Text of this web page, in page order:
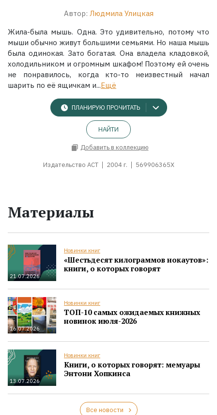
Автор: Людмила Улицкая
Жила-была мышь. Одна. Это удивительно, потому что
мыши обычно живут большими семьями. Но наша мышь
была одинокая. Зато богатая. Она владела кладовкой,
холодильником и огромным шкафом! Поэтому ей очень
не понравилось, когда кто-то неизвестный начал
шарить по её ящичкам и...Ещё
ПЛАНИРУЮ ПРОЧИТАТЬ
НАЙТИ
Добавить в коллекцию
Издательство АСТ 2004 г. 569906365X
Материалы
21.07.2026
Новинки книг
«Шестьдесят килограммов нокаутов»:
книги, о которых говорят
16.07.2026
Новинки книг
ТОП-10 самых ожидаемых книжных
новинок июля-2026
13.07.2026
Новинки книг
Книги, о которых говорят: мемуары
Энтони Хопкинса
Все новости